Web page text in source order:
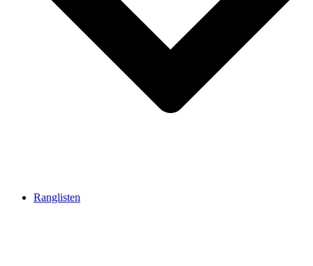
Ranglisten